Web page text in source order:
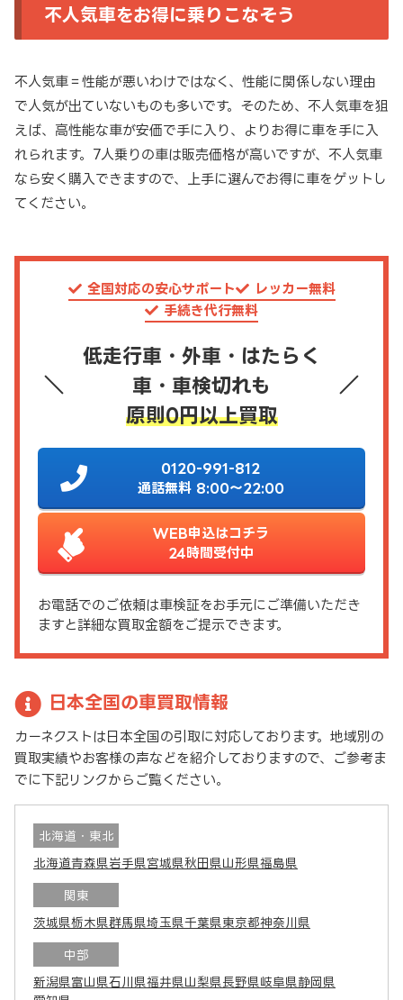
不人気車をお得に乗りこなそう
不人気車＝性能が悪いわけではなく、性能に関係しない理由
で人気が出ていないものも多いです。そのため、不人気車を狙
えば、高性能な車が安価で手に入り、よりお得に車を手に入
れられます。7人乗りの車は販売価格が高いですが、不人気車
なら安く購入できますので、上手に選んでお得に車をゲットし
てください。
全国対応の安心サポート
レッカー無料
手続き代行無料
低走行車・外車・はたらく
車・車検切れも
原則0円以上買取
0120-991-812
通話無料 8:00～22:00
WEB申込はコチラ
24時間受付中
お電話でのご依頼は車検証をお手元にご準備いただき
ますと詳細な買取金額をご提示できます。
日本全国の車買取情報
カーネクストは日本全国の引取に対応しております。地域別の
買取実績やお客様の声などを紹介しておりますので、ご参考ま
でに下記リンクからご覧ください。
北海道・東北
北海道青森県岩手県宮城県秋田県山形県福島県
関東
茨城県栃木県群馬県埼玉県千葉県東京都神奈川県
中部
新潟県富山県石川県福井県山梨県長野県岐阜県静岡県